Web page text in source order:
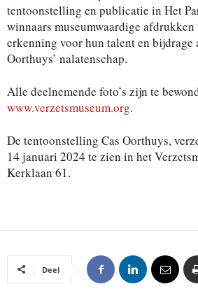
tentoonstelling en publicatie in Het
winnaars museumwaardige afdrukken
erkenning voor hun talent en bijdrage
Oorthuys’ nalatenschap.
Alle deelnemende foto’s zijn te
www.verzetsmuseum.org.
De tentoonstelling Cas Oorthuys,
14 januari 2024 te zien in het
Kerklaan 61.
Deel